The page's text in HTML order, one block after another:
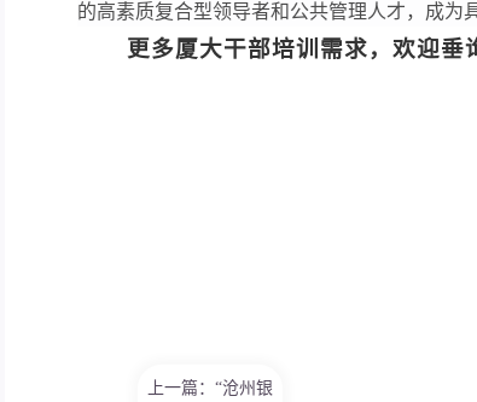
的高素质复合型领导者和公共管理人才，成为
更多厦大干部培训需求，欢迎垂
上一篇：“沧州银